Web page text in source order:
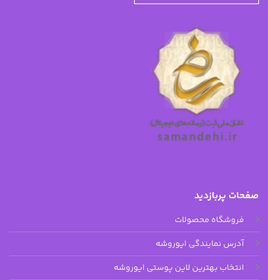
صفحات پربازدید
فروشگاه محصولات
آدرس نمایندگی ایوروشه
انتخاب بهترین لاین پوستی ایوروشه